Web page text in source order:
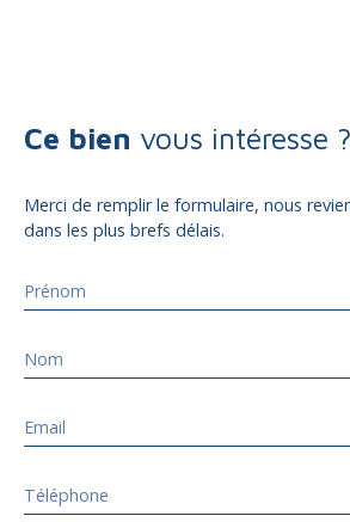
Ce bien vous intéresse ?
Merci de remplir le formulaire, nous
dans les plus brefs délais.
Prénom
Nom
Email
Téléphone